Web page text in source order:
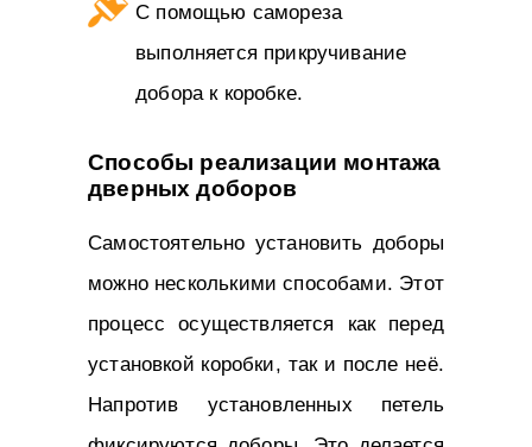
С помощью самореза
выполняется прикручивание
добора к коробке.
Способы реализации монтажа
дверных доборов
Самостоятельно установить доборы
можно несколькими способами. Этот
процесс осуществляется как перед
установкой коробки, так и после неё.
Напротив установленных петель